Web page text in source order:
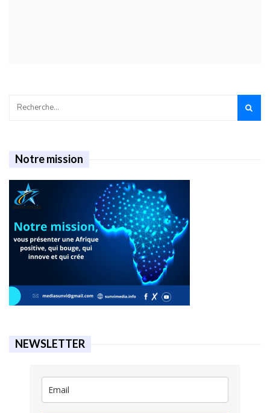
Notre mission
NEWSLETTER